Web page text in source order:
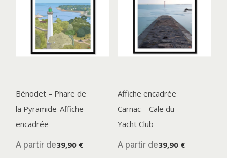
Bénodet – Phare de
la Pyramide-Affiche
encadrée
A partir de39,90 €
Affiche encadrée
Carnac – Cale du
Yacht Club
A partir de39,90 €